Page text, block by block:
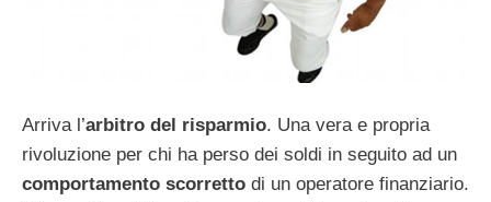
Arriva l’arbitro del risparmio. Una vera e propria
rivoluzione per chi ha perso dei soldi in seguito ad un
comportamento scorretto di un operatore finanziario.